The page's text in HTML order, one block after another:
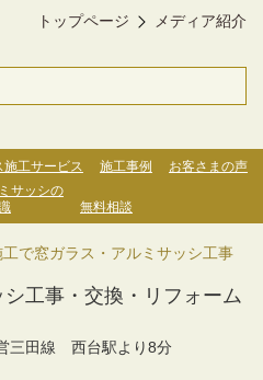
トップページ メディア紹介
施工サービス 施工事例
お客さまの声
サッシの
無料相談
で窓ガラス・アルミサッシ工事
工事・交換・リフォーム
三田線 西台駅より8分